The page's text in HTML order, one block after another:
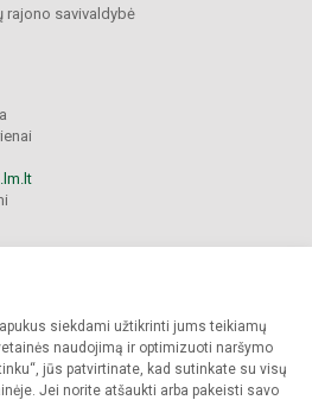
siekdami užtikrinti jums teikiamų
naudojimą ir optimizuoti naršymo
jūs patvirtinate, kad sutinkate su visų
Jei norite atšaukti arba pakeisti savo
rajono savivaldybė
gimnazija. Visos teisės saugomos.
sutikimo griežtai draudžiama.
Slapukų politika